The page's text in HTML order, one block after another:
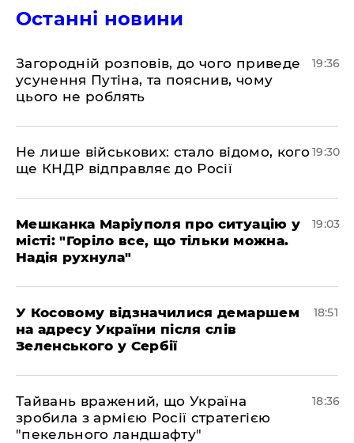
Останні новини
Загородній розповів, до чого приведе
усунення Путіна, та пояснив, чому
цього не роблять
19:36
Не лише військових: стало відомо, кого
ще КНДР відправляє до Росії
19:30
Мешканка Маріуполя про ситуацію у
місті: "Горіло все, що тільки можна.
Надія рухнула"
19:03
У Косовому відзначилися демаршем
на адресу України після слів
Зеленського у Сербії
18:51
Тайвань вражений, що Україна
зробила з армією Росії стратегією
"пекельного ландшафту"
18:36